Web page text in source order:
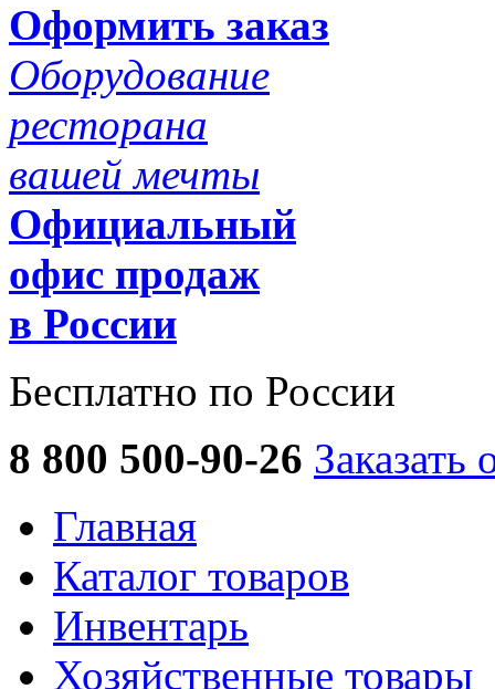
Оформить заказ
Оборудование
ресторана
вашей мечты
Официальный
офис продаж
в России
Бесплатно по России
8 800 500-90-26 Заказать
Главная
Каталог товаров
Инвентарь
Хозяйственные товары